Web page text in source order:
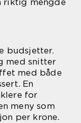
riktig mengde
budsjetter.
med snitter
med både
En
for
meny som
per krone.